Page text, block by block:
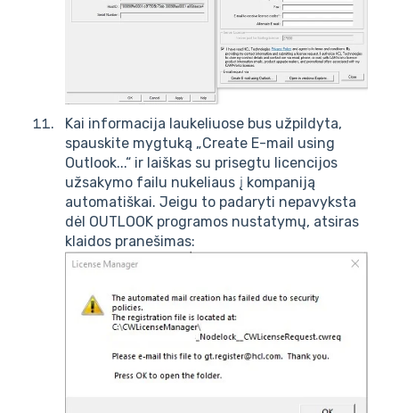
Kai informacija laukeliuose bus užpildyta,
spauskite mygtuką „Create E-mail using
Outlook...“ ir laiškas su prisegtu licencijos
užsakymo failu nukeliaus į kompaniją
automatiškai. Jeigu to padaryti nepavyksta
dėl OUTLOOK programos nustatymų, atsiras
klaidos pranešimas: